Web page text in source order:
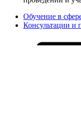
Обучение в
Консультации и